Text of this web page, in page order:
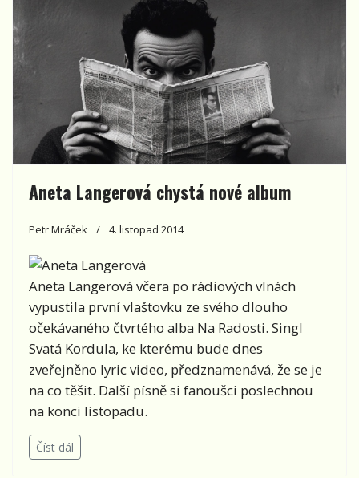
Aneta Langerová chystá nové album
Petr Mráček 4. listopad 2014
Aneta Langerová včera po rádiových vlnách
vypustila první vlaštovku ze svého dlouho
očekávaného čtvrtého alba Na Radosti. Singl
Svatá Kordula, ke kterému bude dnes
zveřejněno lyric video, předznamenává, že se je
na co těšit. Další písně si fanoušci poslechnou
na konci listopadu.
Číst dál